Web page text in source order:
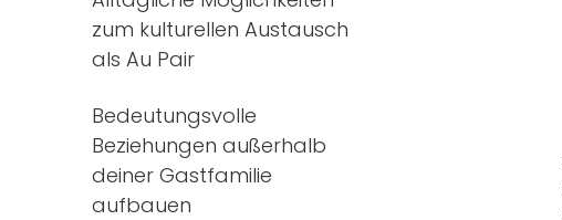
zum kulturellen Austausch
als Au Pair
Bedeutungsvolle
Beziehungen außerhalb
deiner Gastfamilie
aufbauen